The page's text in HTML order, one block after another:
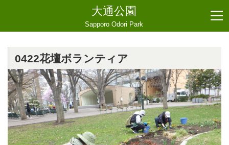
大通公園
Sapporo Odori Park
0422花壇ボランティア